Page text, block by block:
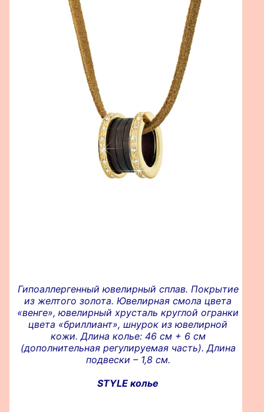
Гипоаллергенный ювелирный сплав. Покрытие
из желтого золота. Ювелирная смола цвета
«венге», ювелирный хрусталь круглой огранки
цвета «бриллиант», шнурок из ювелирной
кожи. Длина колье: 46 см + 6 см
(дополнительная регулируемая часть). Длина
подвески – 1,8 см.
STYLE колье